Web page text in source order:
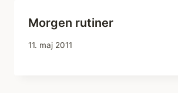
Morgen rutiner
11. maj 2011